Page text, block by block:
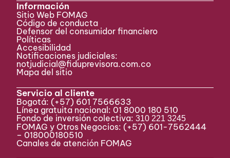
Información
Sitio Web FOMAG
Código de conducta
Defensor del consumidor financiero
Políticas
Accesibilidad
Notificaciones judiciales:
notjudicial@fiduprevisora.com.co
Mapa del sitio
Servicio al cliente
Bogotá: (+57) 601 7566633
Línea gratuita nacional: 01 8000 180 510
Fondo de inversión colectiva:310 221 3245
FOMAG y Otros Negocios: (+57) 601-7562444
– 018000180510
Canales de atención FOMAG